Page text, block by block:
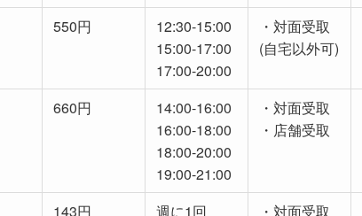
550円
12:30-15:00
15:00-17:00
17:00-20:00
・対面受取
(自宅以外可)
660円
14:00-16:00
16:00-18:00
18:00-20:00
19:00-21:00
・対面受取
・店舗受取
143円
週に1回
・対面受取